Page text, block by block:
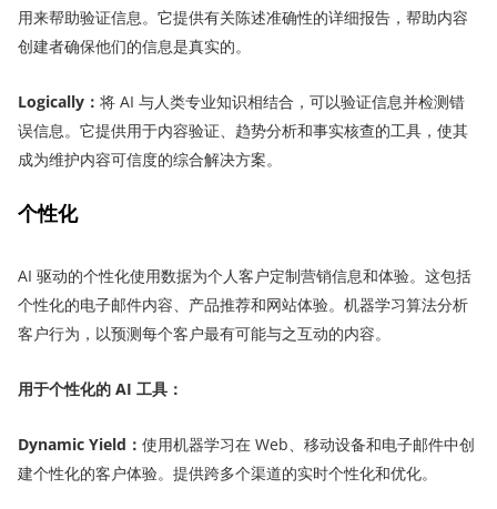
用来帮助验证信息。它提供有关陈述准确性的详细报告，帮助内容
创建者确保他们的信息是真实的。
Logically ： 将 AI 与人类专业知识相结合，可以验证信息并检测错
误信息。它提供用于内容验证、趋势分析和事实核查的工具，使其
成为维护内容可信度的综合解决方案。
个性化
AI 驱动的个性化使用数据为个人客户定制营销信息和体验。这包括
个性化的电子邮件内容、产品推荐和网站体验。机器学习算法分析
客户行为，以预测每个客户最有可能与之互动的内容。
用于个性化的 AI 工具：
Dynamic Yield ： 使用机器学习在 Web、移动设备和电子邮件中创
建个性化的客户体验。提供跨多个渠道的实时个性化和优化。